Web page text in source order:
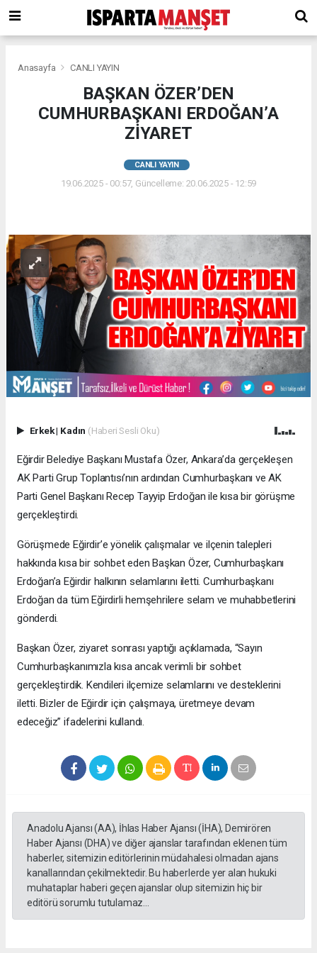
Anasayfa CANLI YAYIN
BAŞKAN ÖZER’DEN
CUMHURBAŞKANI ERDOĞAN’A
ZİYARET
CANLI YAYIN
19.06.2025 - 00:57, Güncelleme: 20.06.2025 - 12:59
Erkek| Kadın (Haberi Sesli Oku)
Eğirdir Belediye Başkanı Mustafa Özer, Ankara’da gerçekleşen
AK Parti Grup Toplantısı’nın ardından Cumhurbaşkanı ve AK
Parti Genel Başkanı Recep Tayyip Erdoğan ile kısa bir görüşme
gerçekleştirdi.
Görüşmede Eğirdir’e yönelik çalışmalar ve ilçenin talepleri
hakkında kısa bir sohbet eden Başkan Özer, Cumhurbaşkanı
Erdoğan’a Eğirdir halkının selamlarını iletti. Cumhurbaşkanı
Erdoğan da tüm Eğirdirli hemşehrilere selam ve muhabbetlerini
gönderdi.
Başkan Özer, ziyaret sonrası yaptığı açıklamada, “Sayın
Cumhurbaşkanımızla kısa ancak verimli bir sohbet
gerçekleştirdik. Kendileri ilçemize selamlarını ve desteklerini
iletti. Bizler de Eğirdir için çalışmaya, üretmeye devam
edeceğiz” ifadelerini kullandı.
Anadolu Ajansı (AA), İhlas Haber Ajansı (İHA), Demirören
Haber Ajansı (DHA) ve diğer ajanslar tarafından eklenen tüm
haberler, sitemizin editörlerinin müdahalesi olmadan ajans
kanallarından çekilmektedir. Bu haberlerde yer alan hukuki
muhataplar haberi geçen ajanslar olup sitemizin hiç bir
editörü sorumlu tutulamaz...